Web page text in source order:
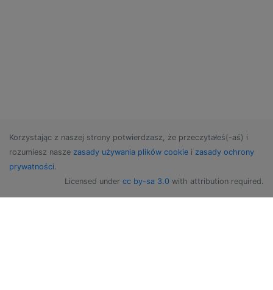
Korzystając z naszej strony potwierdzasz, że przeczytałeś(-aś) i
rozumiesz nasze zasady używania plików cookie i zasady ochrony
prywatności.
Licensed under cc by-sa 3.0 with attribution required.